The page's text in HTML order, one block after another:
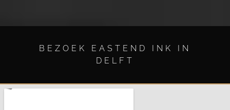
BEZOEK EASTEND INK IN
DELFT